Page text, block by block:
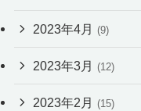
2023年4月 (9)
2023年3月 (12)
2023年2月 (15)